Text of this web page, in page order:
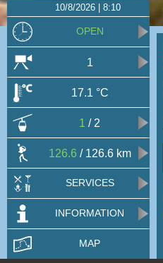
10/8/2026 | 8:10
OPEN
1
17.1 °C
1 / 2
126.6 / 126.6 km
SERVICES
INFORMATION
MAP